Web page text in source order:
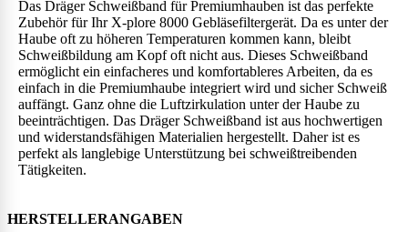
Das Dräger Schweißband für Premiumhauben ist das perfekte
Zubehör für Ihr X-plore 8000 Gebläsefiltergerät. Da es unter der
Haube oft zu höheren Temperaturen kommen kann, bleibt
Schweißbildung am Kopf oft nicht aus. Dieses Schweißband
ermöglicht ein einfacheres und komfortableres Arbeiten, da es
einfach in die Premiumhaube integriert wird und sicher Schweiß
auffängt. Ganz ohne die Luftzirkulation unter der Haube zu
beeinträchtigen. Das Dräger Schweißband ist aus hochwertigen
und widerstandsfähigen Materialien hergestellt. Daher ist es
perfekt als langlebige Unterstützung bei schweißtreibenden
Tätigkeiten.
HERSTELLERANGABEN